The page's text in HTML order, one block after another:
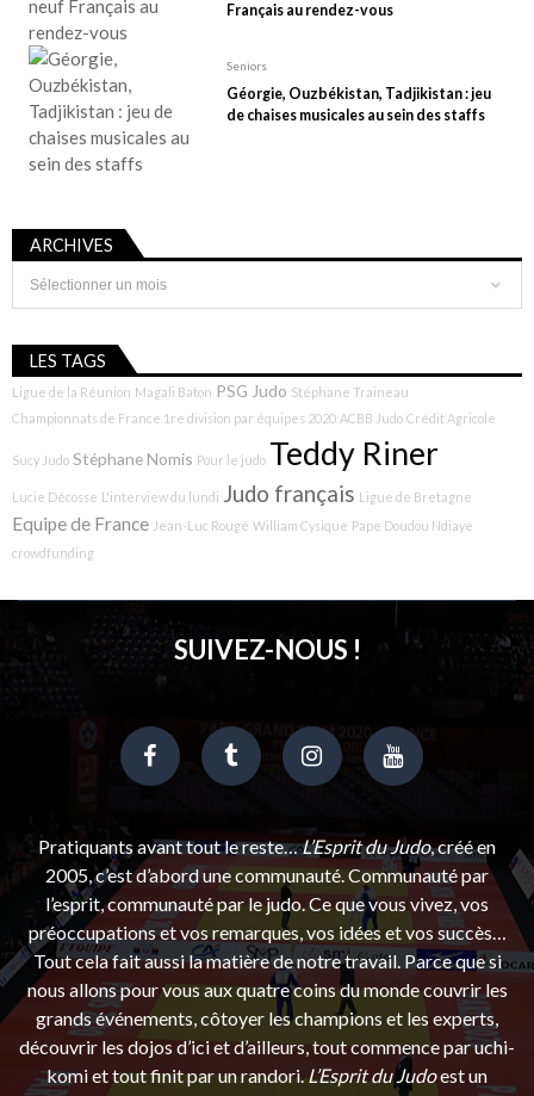
Français au rendez-vous
Seniors
Géorgie, Ouzbékistan, Tadjikistan : jeu
de chaises musicales au sein des staffs
ARCHIVES
Archives
LES TAGS
Ligue de la Réunion Magali Baton PSG Judo Stéphane Traineau
Championnats de France 1re division par équipes 2020 ACBB Judo Crédit Agricole
Sucy Judo Stéphane Nomis Pour le judo Teddy Riner
Lucie Décosse L'interview du lundi Judo français Ligue de Bretagne
Equipe de France Jean-Luc Rougé William Cysique Pape Doudou Ndiaye
crowdfunding
SUIVEZ-NOUS !
Pratiquants avant tout le reste…L’Esprit du Judo, créé en
2005, c’est d’abord une communauté. Communauté par
l’esprit, communauté par le judo. Ce que vous vivez, vos
préoccupations et vos remarques, vos idées et vos succès…
Tout cela fait aussi la matière de notre travail. Parce que si
nous allons pour vous aux quatre coins du monde couvrir les
grands événements, côtoyer les champions et les experts,
découvrir les dojos d’ici et d’ailleurs, tout commence par uchi-
komi et tout finit par un randori.L’Esprit du Judoest un